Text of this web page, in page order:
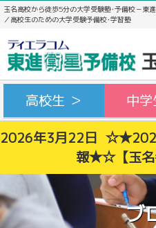
玉名高校から徒歩5分の大学受験塾･予備校－東
／高校生のための大学受験予備校･学習塾
高校生 ＞ 中学
2026年3月22日
報★☆【玉名
ブ